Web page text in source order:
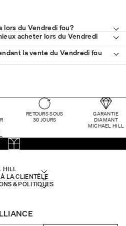
lors du Vendredi fou?
acheter lors du Vendredi
la vente du Vendredi fou
RETOURS SOUS
30 JOURS
GARANTIE
DIAMANT
MICHAEL HILL
HILL
LA CLIENTÈLE
& POLITIQUES